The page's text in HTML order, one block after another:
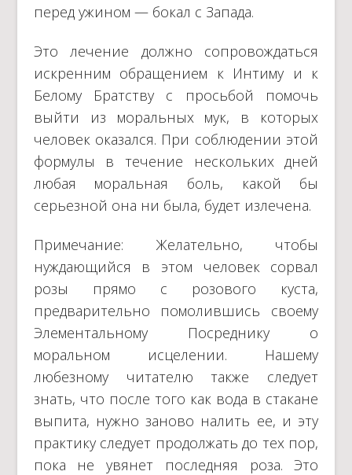
перед ужином — бокал с Запада.
Это лечение должно сопровождаться
искренним обращением к Интиму и к
Белому Братству с просьбой помочь
выйти из моральных мук, в которых
человек оказался. При соблюдении этой
формулы в течение нескольких дней
любая моральная боль, какой бы
серьезной она ни была, будет излечена.
Примечание: Желательно, чтобы
нуждающийся в этом человек сорвал
розы прямо с розового куста,
предварительно помолившись своему
Элементальному Посреднику о
моральном исцелении. Нашему
любезному читателю также следует
знать, что после того как вода в стакане
выпита, нужно заново налить ее, и эту
практику следует продолжать до тех пор,
пока не увянет последняя роза. Это